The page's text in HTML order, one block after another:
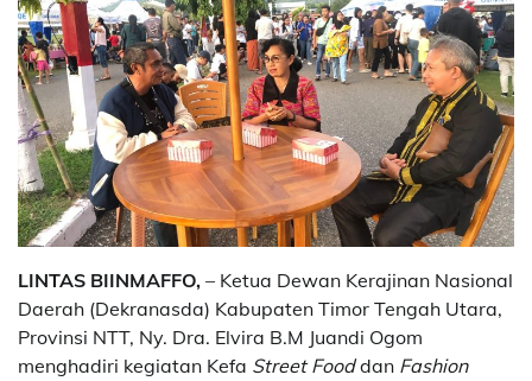
LINTAS BIINMAFFO, – Ketua Dewan Kerajinan Nasional
Daerah (Dekranasda) Kabupaten Timor Tengah Utara,
Provinsi NTT, Ny. Dra. Elvira B.M Juandi Ogom
menghadiri kegiatan Kefa Street Fooddan Fashion